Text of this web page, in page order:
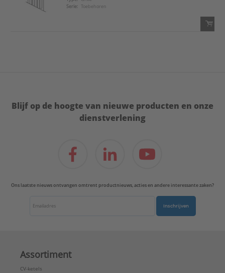
Voeg toe aan favorietenlijst
Serie:
Toebehoren
Blijf op de hoogte van nieuwe producten en onze
dienstverlening
Ons laatste nieuws ontvangen omtrent productnieuws, acties en andere interessante zaken?
Inschrijven
Assortiment
CV-ketels